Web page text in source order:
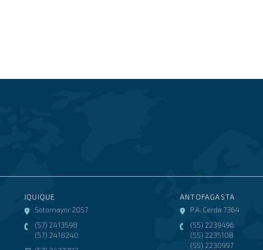
IQUIQUE
Sotomayor 2057
(57) 2413598
(57) 2418240
ANTOFAGASTA
P.A. Cerda 7364
(55) 2239496
(55) 2235108
(55) 2230997